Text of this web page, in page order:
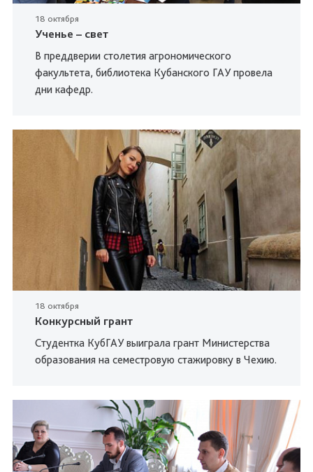
18 октября
Ученье – свет
В преддверии столетия агрономического
факультета, библиотека Кубанского ГАУ провела
дни кафедр.
18 октября
Конкурсный грант
Студентка КубГАУ выиграла грант Министерства
образования на семестровую стажировку в Чехию.